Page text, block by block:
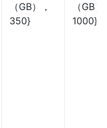
（GB），
350}
（GB
1000}